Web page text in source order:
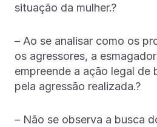
situação da mulher.?
– Ao se analisar como os
os agressores, a
empreende a ação legal de
pela agressão realizada.?
– Não se observa a busca